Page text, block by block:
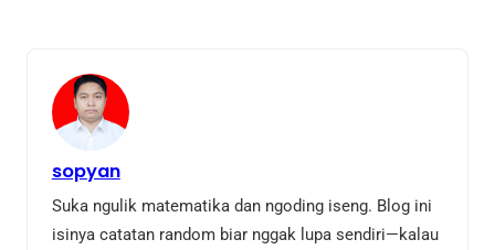
sopyan
Suka ngulik matematika dan ngoding iseng. Blog ini
isinya catatan random biar nggak lupa sendiri—kalau